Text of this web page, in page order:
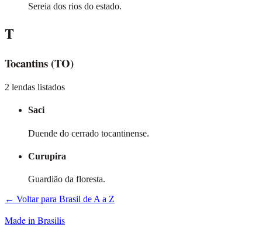
Sereia dos rios do estado.
T
Tocantins (TO)
2 lendas listados
Saci
Duende do cerrado tocantinense.
Curupira
Guardião da floresta.
← Voltar para Brasil de A a Z
Made in Brasilis